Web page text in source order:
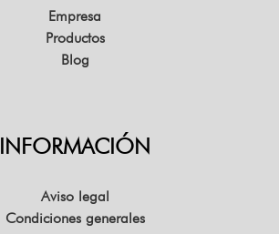
Empresa
Productos
Blog
INFORMACIÓN
Aviso legal
Condiciones generales